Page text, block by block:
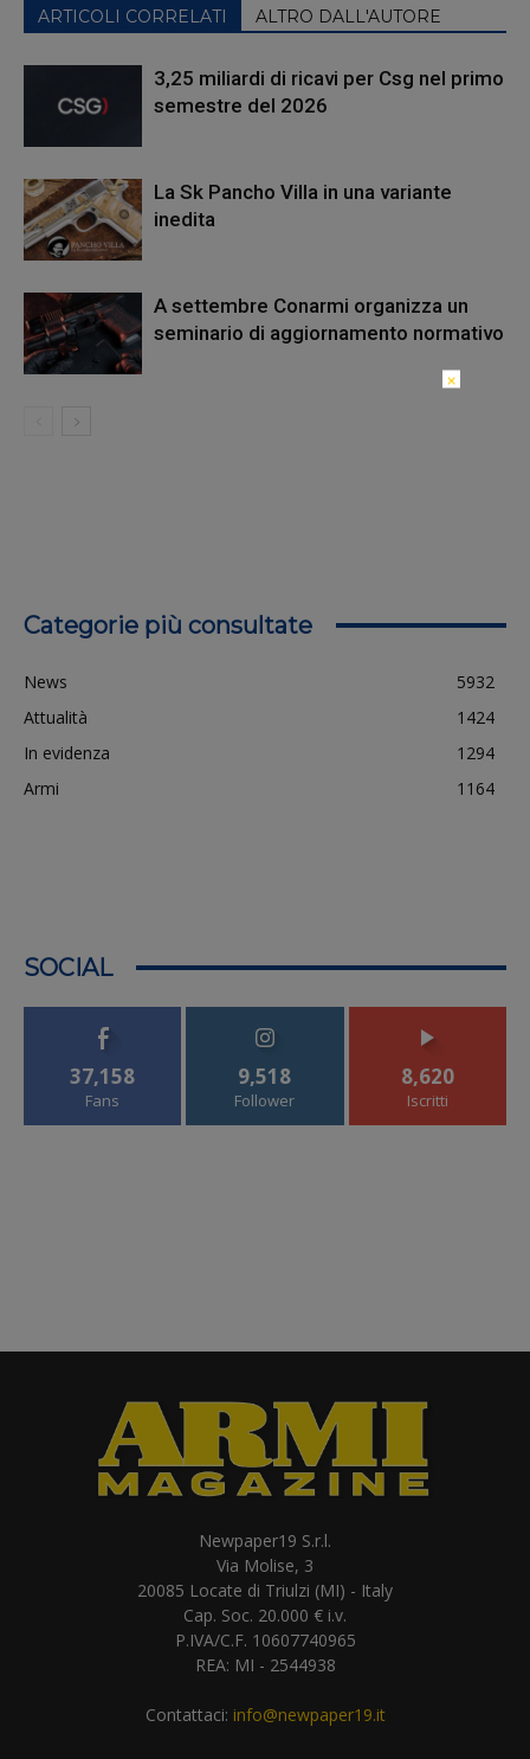
ARTICOLI CORRELATI ALTRO DALL'AUTORE
3,25 miliardi di ricavi per Csg nel primo
semestre del 2026
La Sk Pancho Villa in una variante
inedita
A settembre Conarmi organizza un
seminario di aggiornamento normativo
Categorie più consultate
News
5932
Attualità
1424
In evidenza
1294
Armi
1164
SOCIAL
37,158
Fans
9,518
Follower
8,620
Iscritti
Newpaper19 S.r.l.
Via Molise, 3
20085 Locate di Triulzi (MI) - Italy
Cap. Soc. 20.000 € i.v.
P.IVA/C.F. 10607740965
REA: MI - 2544938
Contattaci: info@newpaper19.it
×